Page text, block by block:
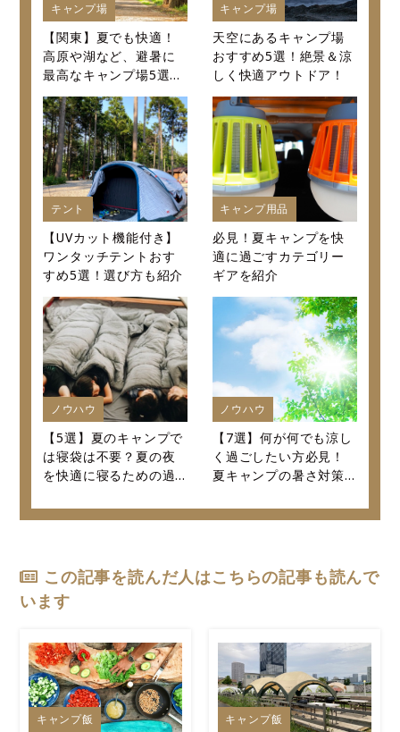
キャンプ場
【関東】夏でも快適！
高原や湖など、避暑に
最高なキャンプ場5選～
口コミから値段まで徹
底紹介～
キャンプ場
天空にあるキャンプ場
おすすめ5選！絶景＆涼
しく快適アウトドア！
テント
【UVカット機能付き】
ワンタッチテントおす
すめ5選！選び方も紹介
キャンプ用品
必見！夏キャンプを快
適に過ごすカテゴリー
ギアを紹介
ノウハウ
【5選】夏のキャンプで
は寝袋は不要？夏の夜
を快適に寝るための過
ノウハウ
【7選】何が何でも涼し
く過ごしたい方必見！
夏キャンプの暑さ対策
この記事を読んだ人はこちらの記事も読んで
います
キャンプ飯 キャンプ飯